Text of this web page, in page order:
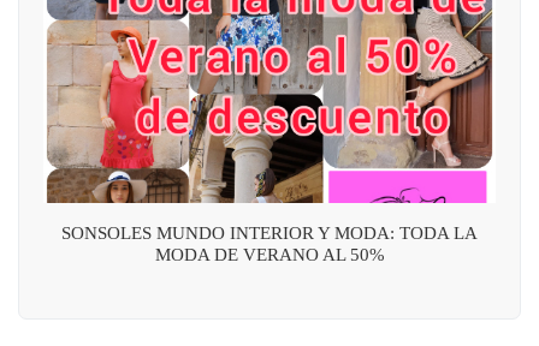
SONSOLES MUNDO INTERIOR Y MODA: TODA LA
MODA DE VERANO AL 50%